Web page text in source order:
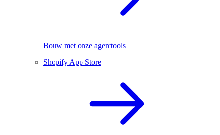
Bouw met onze agenttools
Shopify App Store